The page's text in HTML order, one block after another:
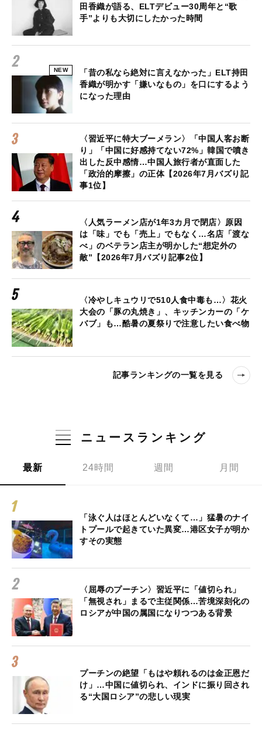
田香織が語る、ELTデビュー30周年と“歌
手”よりも大切にしたかった時間
NEW
「昔の私なら絶対に言えなかった」ELT持田
香織が明かす「嫌いなもの」を口にするよう
になった理由
〈習近平に特大ブーメラン〉「中国人客お断
り」「中国に好感持てない72%」韓国で噴き
出した反中感情…中国人旅行者が直面した
「政治的摩擦」の正体【2026年7月バズり記
事1位】
〈人気ラーメン店が1年3カ月で閉店〉原因
は「味」でも「売上」でもなく…名店「渡な
べ」のベテラン店主が明かした“想定外の
敵”【2026年7月バズり記事2位】
〈冷やしキュウリで510人食中毒も…〉花火
大会の「豚の丸焼き」、キッチンカーの「ケ
バブ」も…酷暑の夏祭りで注意したい食べ物
記事ランキングの一覧を見る
ニュースランキング
最新 24時間 週間 月間
「泳ぐ人はほとんどいなくて…」猛暑のナイ
トプールで起きていた異変…港区女子が明か
すその実態
〈屈辱のプーチン〉習近平に「値切られ」
「無視され」まるで主従関係…苦境深刻化の
ロシアが中国の属国になりつつある背景
プーチンの絶望「もはや頼れるのは金正恩だ
け」…中国に値切られ、インドに振り回され
る“大国ロシア”の悲しい現実